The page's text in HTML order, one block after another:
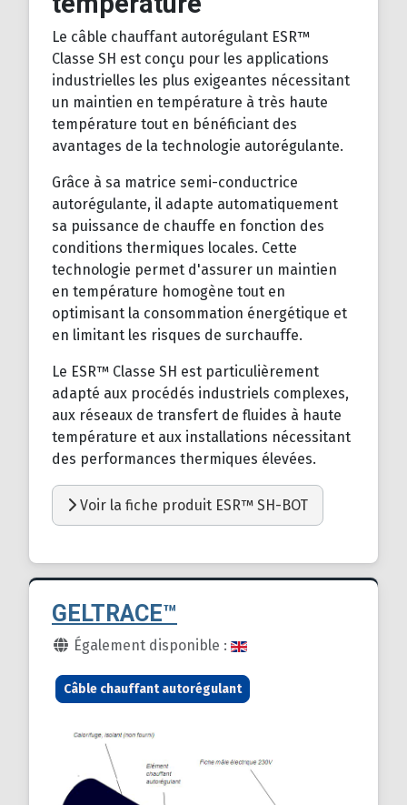
Le câble chauffant autorégulant ESR™
Classe SH est conçu pour les applications
industrielles les plus exigeantes nécessitant
un maintien en température à très haute
température tout en bénéficiant des
avantages de la technologie autorégulante.
Grâce à sa matrice semi-conductrice
autorégulante, il adapte automatiquement
sa puissance de chauffe en fonction des
conditions thermiques locales. Cette
technologie permet d'assurer un maintien
en température homogène tout en
optimisant la consommation énergétique et
en limitant les risques de surchauffe.
Le ESR™ Classe SH est particulièrement
adapté aux procédés industriels complexes,
aux réseaux de transfert de fluides à haute
température et aux installations nécessitant
des performances thermiques élevées.
Voir la fiche produit ESR™ SH-BOT
GELTRACE™
DétailsÉgalement disponible :
Câble chauffant autorégulant